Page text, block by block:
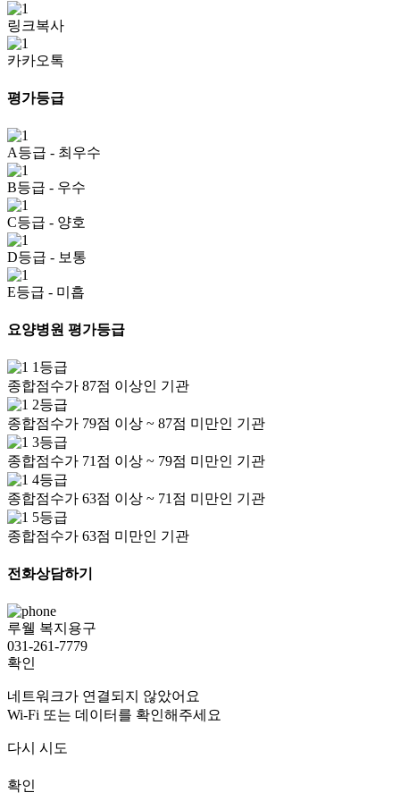
링크복사
카카오톡
평가등급
A등급 - 최우수
B등급 - 우수
C등급 - 양호
D등급 - 보통
E등급 - 미흡
요양병원 평가등급
1등급
종합점수가 87점 이상인 기관
2등급
종합점수가 79점 이상 ~ 87점 미만인 기관
3등급
종합점수가 71점 이상 ~ 79점 미만인 기관
4등급
종합점수가 63점 이상 ~ 71점 미만인 기관
5등급
종합점수가 63점 미만인 기관
전화상담하기
루웰 복지용구
031-261-7779
확인
네트워크가 연결되지 않았어요
Wi-Fi 또는 데이터를 확인해주세요
다시 시도
확인